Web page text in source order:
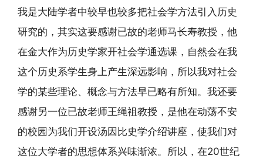
我是大陆学者中较早也较多把社会学方法引入历史
研究的，其实这要感谢已故的老师马长寿教授，他
在金大作为历史学家开社会学通选课，自然会在我
这个历史系学生身上产生深远影响，所以我对社会
学的某些理论、概念与方法早已略有所知。我还要
感谢另一位已故老师王绳祖教授，是他在动荡不安
的校园为我们开设汤因比史学介绍讲座，使我们对
这位大学者的思想体系兴味渐浓。所以，在20世纪